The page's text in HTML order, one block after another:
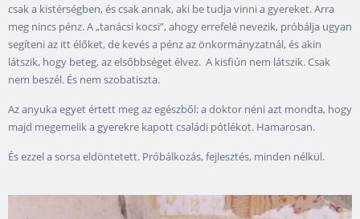
csak a kistérségben, és csak annak, aki be tudja vinni a gyereket. Arra
meg nincs pénz. A „tanácsi kocsi”, ahogy errefelé nevezik, próbálja ugyan
segíteni az itt élőket, de kevés a pénz az önkormányzatnál, és akin
látszik, hogy beteg, az elsőbbséget élvez. A kisfiún nem látszik. Csak
nem beszél. És nem szobatiszta.
Az anyuka egyet értett meg az egészből: a doktor néni azt mondta, hogy
majd megemelik a gyerekre kapott családi pótlékot. Hamarosan.
És ezzel a sorsa eldöntetett. Próbálkozás, fejlesztés, minden nélkül.